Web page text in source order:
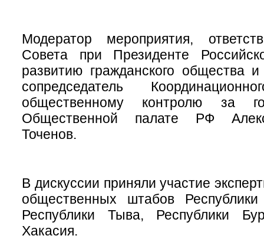
Модератор мероприятия,
Совета при Президенте
развитию гражданского общества
сопредседатель
общественному контролю за
Общественной палате РФ
Точенов.
В дискуссии приняли участие
общественных штабов
Республики Тыва, Республики
Хакасия.